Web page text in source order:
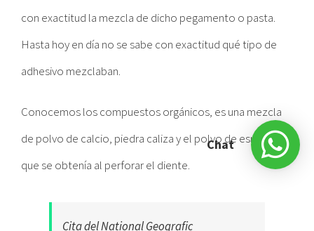
con exactitud la mezcla de dicho pegamento o pasta.
Hasta hoy en día no se sabe con exactitud qué tipo de
adhesivo mezclaban.
Conocemos los compuestos orgánicos, es una mezcla
de polvo de calcio, piedra caliza y el polvo de esmalte
que se obtenía al perforar el diente.
Cita del National Geografic
Chat